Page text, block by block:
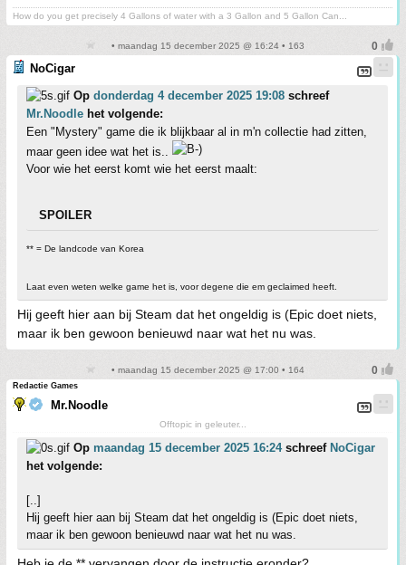
How do you get precisely 4 Gallons of water with a 3 Gallon and 5 Gallon Can...
• maandag 15 december 2025 @ 16:24 • 163
NoCigar
Op donderdag 4 december 2025 19:08 schreef
Mr.Noodle het volgende:
Een "Mystery" game die ik blijkbaar al in m'n collectie had zitten,
maar geen idee wat het is..
Voor wie het eerst komt wie het eerst maalt:
SPOILER
** = De landcode van Korea
Laat even weten welke game het is, voor degene die em geclaimed heeft.
Hij geeft hier aan bij Steam dat het ongeldig is (Epic doet niets,
maar ik ben gewoon benieuwd naar wat het nu was.
• maandag 15 december 2025 @ 17:00 • 164
Redactie Games
Mr.Noodle
Offtopic in geleuter...
Op maandag 15 december 2025 16:24schreef NoCigar
het volgende:
[..]
Hij geeft hier aan bij Steam dat het ongeldig is (Epic doet niets,
maar ik ben gewoon benieuwd naar wat het nu was.